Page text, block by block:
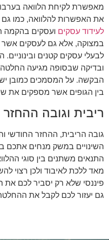
מאפשרת לקיחת הלוואה
את האפשרות להלוואה, כמו
לעידוד עסקים ועסקים בהקמה
במצוקה, אלא גם לעסקים אשר
לבעלי עסקים קטנים
ובדיקה שבסופה מגיעה
הבקשה. על המסמכים כמובן יש
בין הגופים אשר מספקים את
ריבית וגובה
גובה הריבית, ההחזר החודשי
השינויים במשק מנחים אתכם
התנאים משתנים בין סוגי
מאד ללכת לאיבוד ולכן רצוי
פיננסי שלא רק יסביר לכם את
גם יעזור לכם לקבל את